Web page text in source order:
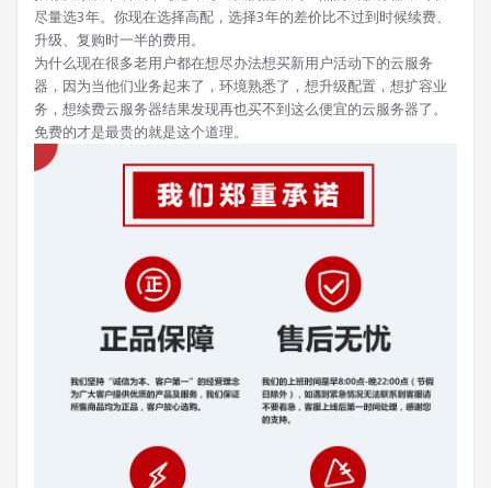
尽量选3年。你现在选择高配，选择3年的差价比不过到时候续费、
升级、复购时一半的费用。
为什么现在很多老用户都在想尽办法想买新用户活动下的云服务
器，因为当他们业务起来了，环境熟悉了，想升级配置，想扩容业
务，想续费云服务器结果发现再也买不到这么便宜的云服务器了。
免费的才是最贵的就是这个道理。